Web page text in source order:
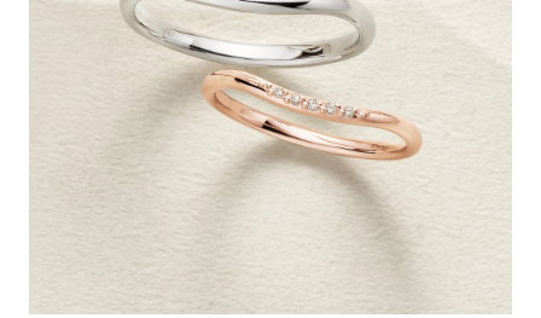
宝石を選んでセッティングすることができます。ショッピング
カート画面で、お好みの宝石をお選びください (有料)。
詳しく見る